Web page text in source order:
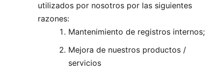
utilizados por nosotros por las siguientes
razones:
Mantenimiento de registros internos;
Mejora de nuestros productos /
servicios